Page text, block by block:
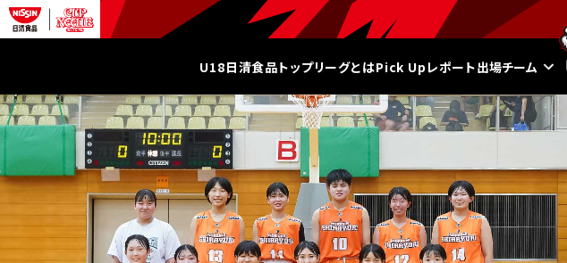
U18日清食品トップリーグとはPick Upレポート出場チーム